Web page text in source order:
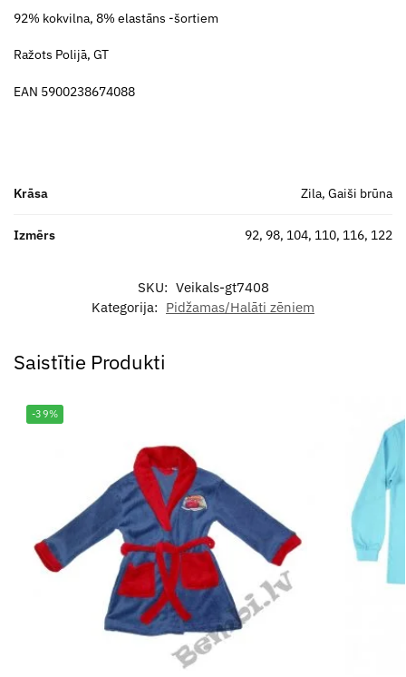
92% kokvilna, 8% elastāns -šortiem
Ražots Polijā, GT
EAN 5900238674088
Krāsa Zila, Gaiši brūna
Izmērs 92, 98, 104, 110, 116, 122
SKU: Veikals-gt7408
Kategorija: Pidžamas/Halāti zēniem
Saistītie Produkti
-39%